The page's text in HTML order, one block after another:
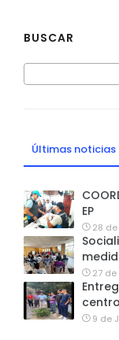
BUSCAR
Últimas noticias
EP
28
27
9 de